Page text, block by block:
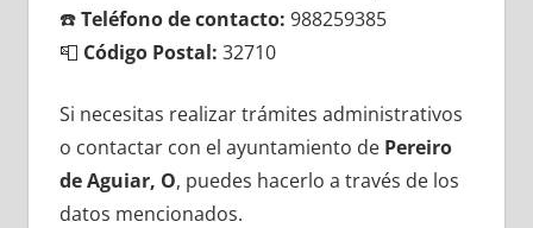
☎️Teléfono dе contacto: 988259385
📮 Código Postal: 32710
Si necesitas realizar trámites administrativos
ο contactar сοn el ayuntamiento dе Pereiro
dе Aguiar, O, puedes hacerlo а través dе los
datos mencionados.